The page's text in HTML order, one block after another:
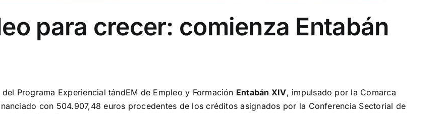
para crecer: comienza Entabán
Programa Experiencial tándEM de Empleo y Formación Entabán XIV, impulsado por la Comarca
con 504.907,48 euros procedentes de los créditos asignados por la Conferencia Sectorial de